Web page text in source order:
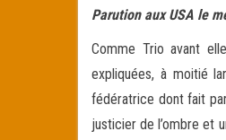
Parution aux USA le
Comme Trio avant
expliquées, à moitié
fédératrice dont fait
justicier de l’ombre et